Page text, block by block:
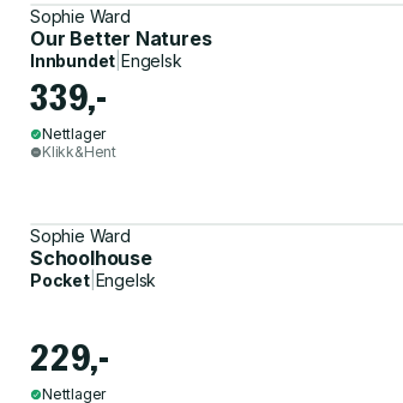
Sophie Ward
Our Better Natures
Innbundet |Engelsk
339,-
Nettlager
Klikk&Hent
Sophie Ward
Schoolhouse
Pocket| Engelsk
229,-
Nettlager